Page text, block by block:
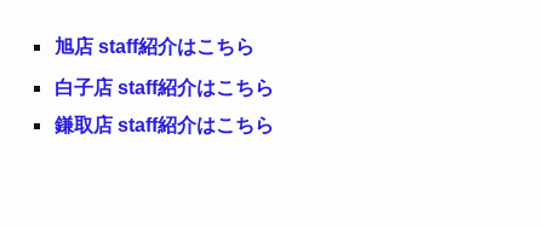
旭店 staff紹介はこちら
白子店 staff紹介はこちら
鎌取店 staff紹介はこちら